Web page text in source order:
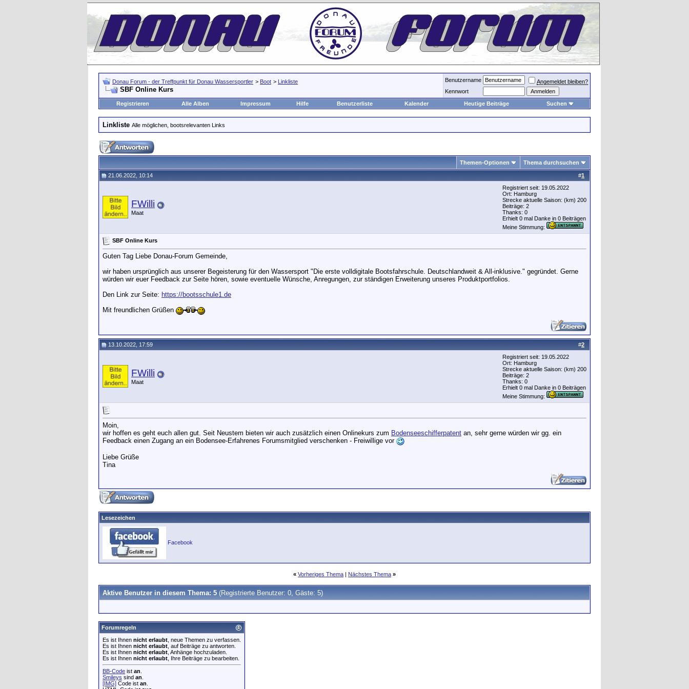
Donau Forum - der Treffpunkt für Donau Wassersportler > Boot > Linkliste
SBF Online Kurs
Benutzername
Angemeldet bleiben?
Kennwort
Registrieren
Alle Alben Impressum Hilfe Benutzerliste Kalender Heutige Beiträge Suchen
Linkliste Alle möglichen, bootsrelevanten Links
Themen-Optionen Thema durchsuchen
#1
21.06.2022, 10:14
FWilli
Maat
Registriert seit: 19.05.2022
Ort: Hamburg
Strecke aktuelle Saison: (km) 200
Beiträge: 2
Thanks: 0
Erhielt 0 mal Danke in 0 Beiträgen
Meine Stimmung:
SBF Online Kurs
Guten Tag Liebe Donau-Forum Gemeinde,
wir haben ursprünglich aus unserer Begeisterung für den Wassersport "Die erste volldigitale Bootsfahrschule. Deutschlandweit & All-inklusive." gegründet. Gerne
würden wir euer Feedback zur Seite hören, sowie eventuelle Wünsche, Anregungen, zur ständigen Erweiterung unseres Produktportfolios.
Den Link zur Seite: https://bootsschule1.de
Mit freundlichen Grüßen
#2
13.10.2022, 17:59
FWilli
Maat
Registriert seit: 19.05.2022
Ort: Hamburg
Strecke aktuelle Saison: (km) 200
Beiträge: 2
Thanks: 0
Erhielt 0 mal Danke in 0 Beiträgen
Meine Stimmung:
Moin,
wir hoffen es geht euch allen gut. Seit Neustem bieten wir auch zusätzlich einen Onlinekurs zum Bodenseeschifferpatent an, sehr gerne würden wir gg. ein
Feedback einen Zugang an ein Bodensee-Erfahrenes Forumsmitglied verschenken - Freiwillige vor
Liebe Grüße
Tina
Lesezeichen
Facebook
« Vorheriges Thema | Nächstes Thema »
Aktive Benutzer in diesem Thema: 5 (Registrierte Benutzer: 0, Gäste: 5)
Forumregeln
Es ist Ihnen nicht erlaubt , neue Themen zu verfassen.
Es ist Ihnen nicht erlaubt , auf Beiträge zu antworten.
Es ist Ihnen nicht erlaubt , Anhänge hochzuladen.
Es ist Ihnen nicht erlaubt , Ihre Beiträge zu bearbeiten.
BB-Code ist an
Smileys sind an
[IMG] Code ist an